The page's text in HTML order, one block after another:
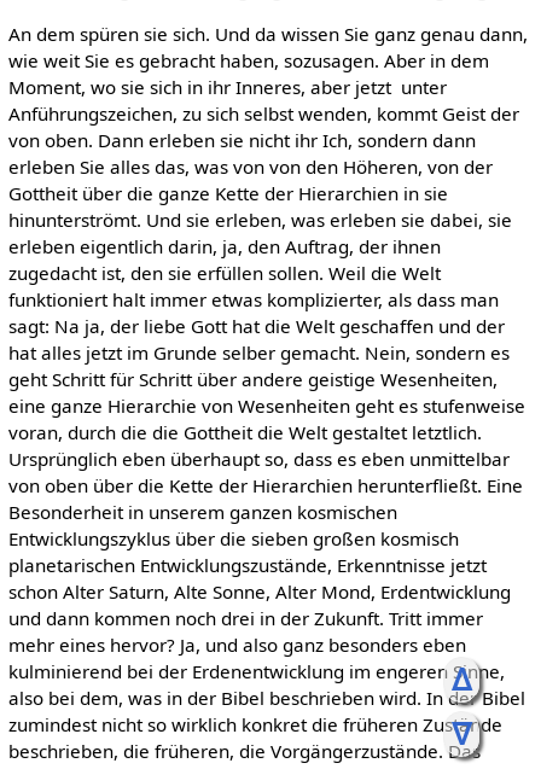
ᐃ
ᐁ
An dem spüren sie sich. Und da wissen Sie ganz genau dann,
wie weit Sie es gebracht haben, sozusagen. Aber in dem
Moment, wo sie sich in ihr Inneres, aber jetzt unter
Anführungszeichen, zu sich selbst wenden, kommt Geist der
von oben. Dann erleben sie nicht ihr Ich, sondern dann
erleben Sie alles das, was von von den Höheren, von der
Gottheit über die ganze Kette der Hierarchien in sie
hinunterströmt. Und sie erleben, was erleben sie dabei, sie
erleben eigentlich darin, ja, den Auftrag, der ihnen
zugedacht ist, den sie erfüllen sollen. Weil die Welt
funktioniert halt immer etwas komplizierter, als dass man
sagt: Na ja, der liebe Gott hat die Welt geschaffen und der
hat alles jetzt im Grunde selber gemacht. Nein, sondern es
geht Schritt für Schritt über andere geistige Wesenheiten,
eine ganze Hierarchie von Wesenheiten geht es stufenweise
voran, durch die die Gottheit die Welt gestaltet letztlich.
Ursprünglich eben überhaupt so, dass es eben unmittelbar
von oben über die Kette der Hierarchien herunterfließt. Eine
Besonderheit in unserem ganzen kosmischen
Entwicklungszyklus über die sieben großen kosmisch
planetarischen Entwicklungszustände, Erkenntnisse jetzt
schon Alter Saturn, Alte Sonne, Alter Mond, Erdentwicklung
und dann kommen noch drei in der Zukunft. Tritt immer
mehr eines hervor? Ja, und also ganz besonders eben
kulminierend bei der Erdenentwicklung im engeren Sinne,
also bei dem, was in der Bibel beschrieben wird. In der Bibel
zumindest nicht so wirklich konkret die früheren Zustände
beschrieben, die früheren, die Vorgängerzustände. Das